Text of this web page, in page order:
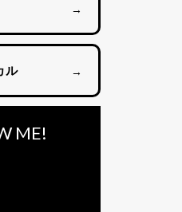
→
ル →
ME!